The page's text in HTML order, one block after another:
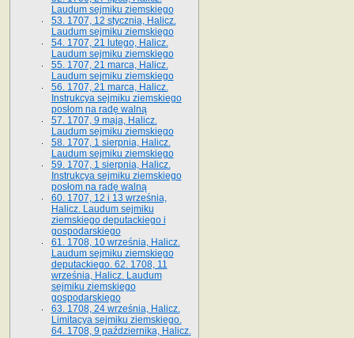
Laudum sejmiku ziemskiego
53. 1707, 12 stycznia, Halicz.
Laudum sejmiku ziemskiego
54. 1707, 21 lutego, Halicz.
Laudum sejmiku ziemskiego
55. 1707, 21 marca, Halicz.
Laudum sejmiku ziemskiego
56. 1707, 21 marca, Halicz.
Instrukcya sejmiku ziemskiego
posłom na radę walną
57. 1707, 9 maja, Halicz.
Laudum sejmiku ziemskiego
58. 1707, 1 sierpnia, Halicz.
Laudum sejmiku ziemskiego
59. 1707, 1 sierpnia, Halicz.
Instrukcya sejmiku ziemskiego
posłom na radę walną
60. 1707, 12 i 13 września,
Halicz. Laudum sejmiku
ziemskiego deputackiego i
gospodarskiego
61. 1708, 10 września, Halicz.
Laudum sejmiku ziemskiego
deputackiego. 62. 1708, 11
września, Halicz. Laudum
sejmiku ziemskiego
gospodarskiego
63. 1708, 24 września, Halicz.
Limitacya sejmiku ziemskiego.
64. 1708, 9 października, Halicz.